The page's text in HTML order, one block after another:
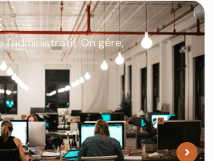
l'administratif. On gère,